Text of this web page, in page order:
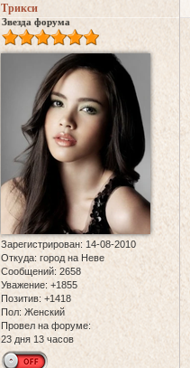
Трикси
Звезда форума
Зарегистрирован: 14-08-2010
Откуда: город на Неве
Сообщений: 2658
Уважение: +1855
Позитив: +1418
Пол: Женский
Провел на форуме:
23 дня 13 часов